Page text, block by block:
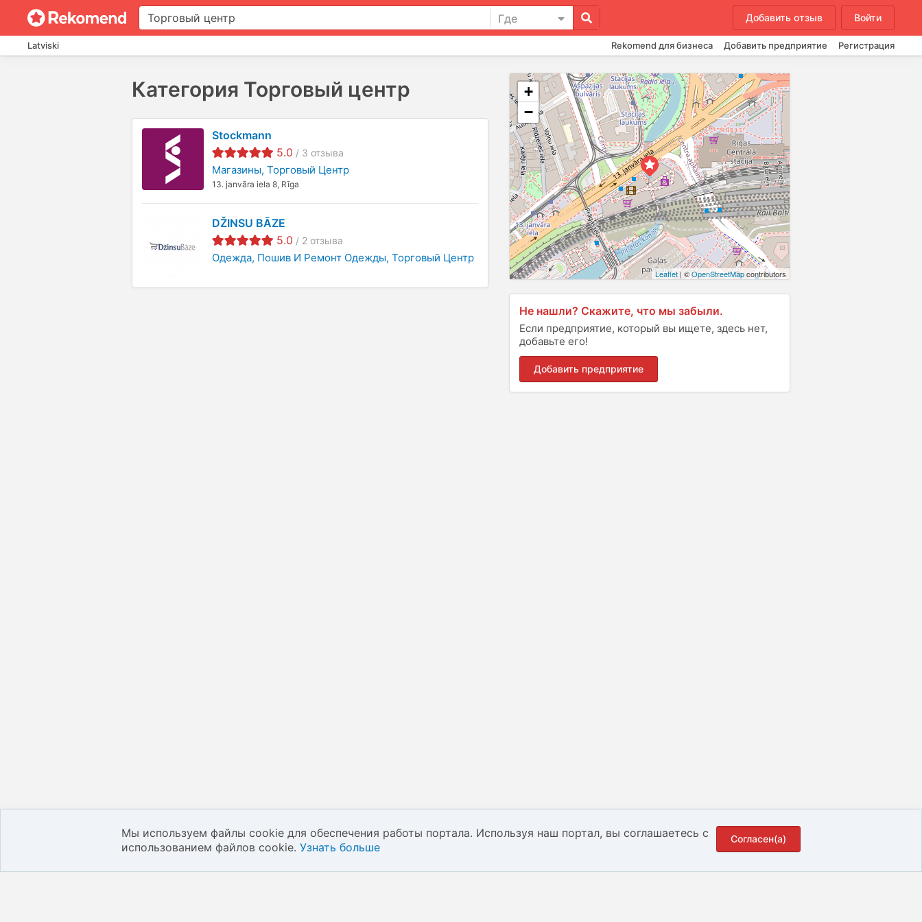
Где Добавить отзыв Войти
Latviski Rekomend для бизнеса Добавить предприятие Регистрация
Категория Торговый центр
Stockmann
5.0 / 3 отзыва
Магазины Торговый Центр
13. janvāra iela 8, Rīga
DŽINSU BĀZE
5.0 / 2 отзыва
Одежда Пошив И Ремонт Одежды Торговый Центр
+
−
Leaflet| ©OpenStreetMapcontributors
Не нашли? Скажите, что мы забыли.
Если предприятие, который вы ищете, здесь нет,
добавьте его!
Добавить предприятие
Мы используем файлы cookie для обеспечения работы портала. Используя наш портал, вы соглашаетесь с
использованием файлов cookie. Узнать больше
Согласен(а)